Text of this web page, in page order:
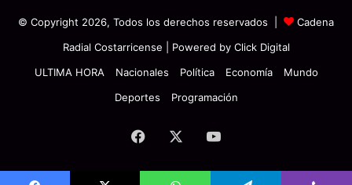
© Copyright 2026, Todos los derechos reservados |
Cadena
Radial Costarricense | Powered by Click Digital
ULTIMA HORA
Nacionales Política Economía
Mundo
Deportes
Programación
Facebook YouTube